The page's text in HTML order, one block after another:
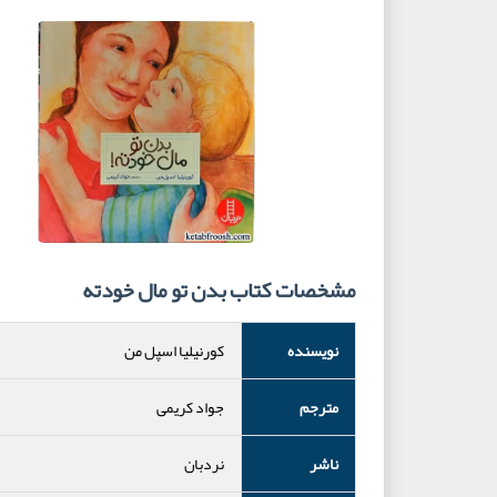
مشخصات کتاب بدن تو مال خودته
نویسنده
کورنیلیا اسپل من
مترجم
جواد کریمی
ناشر
نردبان